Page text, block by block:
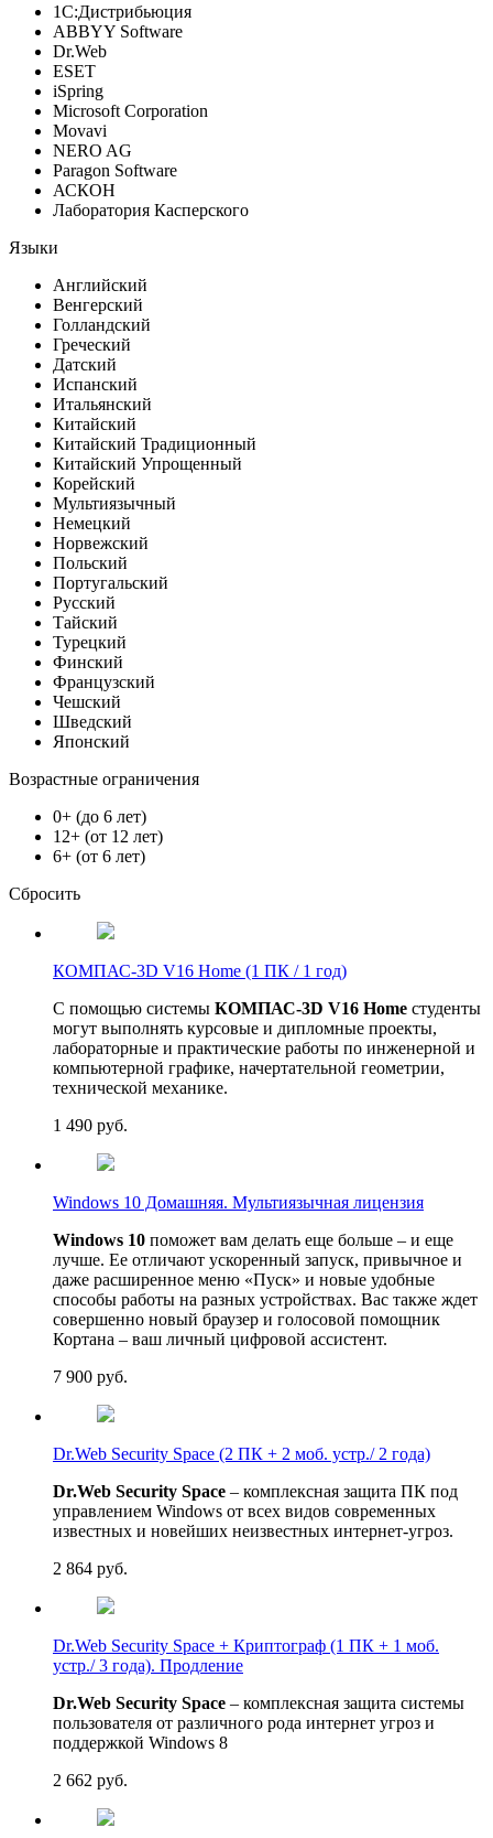
1С:Дистрибьюция
ABBYY Software
Dr.Web
ESET
iSpring
Microsoft Corporation
Movavi
NERO AG
Paragon Software
АСКОН
Лаборатория Касперского
Языки
Английский
Венгерский
Голландский
Греческий
Датский
Испанский
Итальянский
Китайский
Китайский Традиционный
Китайский Упрощенный
Корейский
Мультиязычный
Немецкий
Норвежский
Польский
Португальский
Русский
Тайский
Турецкий
Финский
Французский
Чешский
Шведский
Японский
Возрастные ограничения
0+ (до 6 лет)
12+ (от 12 лет)
6+ (от 6 лет)
Сбросить
КОМПАС-3D V16 Home (1 ПК / 1 год)
С помощью системы КОМПАС-3D V16 Home студенты
могут выполнять курсовые и дипломные проекты,
лабораторные и практические работы по инженерной и
компьютерной графике, начертательной геометрии,
технической механике.
1 490 руб.
Windows 10 Домашняя. Мультиязычная лицензия
Windows 10 поможет вам делать еще больше – и еще
лучше. Ее отличают ускоренный запуск, привычное и
даже расширенное меню «Пуск» и новые удобные
способы работы на разных устройствах. Вас также ждет
совершенно новый браузер и голосовой помощник
Кортана – ваш личный цифровой ассистент.
7 900 руб.
Dr.Web Security Space (2 ПК + 2 моб. устр./ 2 года)
Dr.Web Security Space – комплексная защита ПК под
управлением Windows от всех видов современных
известных и новейших неизвестных интернет-угроз.
2 864 руб.
Dr.Web Security Space + Криптограф (1 ПК + 1 моб.
устр./ 3 года). Продление
Dr.Web Security Space – комплексная защита системы
пользователя от различного рода интернет угроз и
поддержкой Windows 8
2 662 руб.